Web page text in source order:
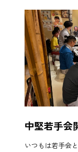
同士、協力会の
中堅若手会
いつもは若手会